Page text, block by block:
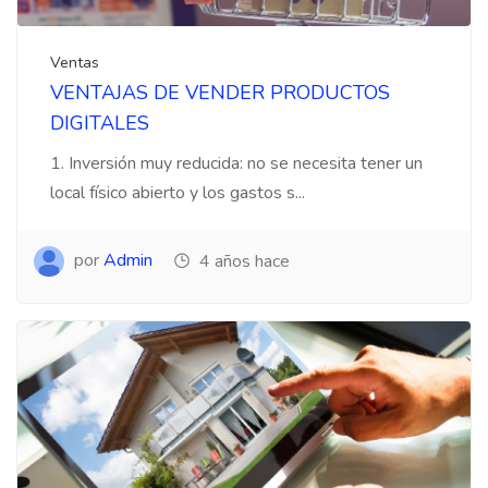
Ventas
VENTAJAS DE VENDER PRODUCTOS
DIGITALES
1. Inversión muy reducida: no se necesita tener un
local físico abierto y los gastos s...
porAdmin 4 años hace